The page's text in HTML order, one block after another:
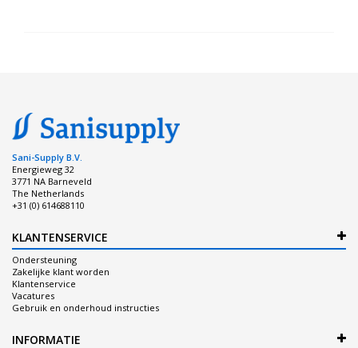
Sani-Supply B.V.
Energieweg 32
3771 NA Barneveld
The Netherlands
+31 (0) 614688110
KLANTENSERVICE
Ondersteuning
Zakelijke klant worden
Klantenservice
Vacatures
Gebruik en onderhoud instructies
INFORMATIE